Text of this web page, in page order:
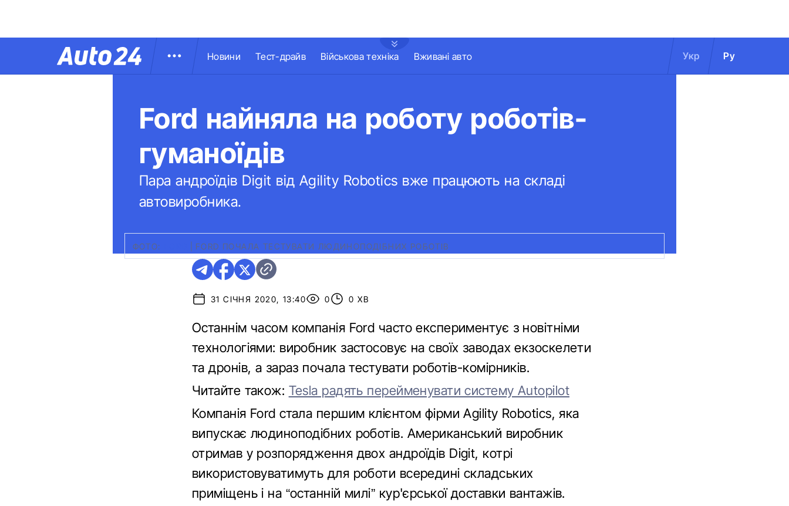
Новини Тест-драйв Військова техніка Вживані авто Укр Ру
Ford найняла на роботу роботів-
гуманоїдів
Пара андроїдів Digit від Agility Robotics вже працюють на складі
автовиробника.
ФОТО: FORD ПОЧАЛА ТЕСТУВАТИ ЛЮДИНОПОДІБНИХ РОБОТІВ
31 СІЧНЯ 2020, 13:40 0 0 ХВ
Останнім часом компанія Ford часто експериментує з новітніми
технологіями: виробник застосовує на своїх заводах екзоскелети
та дронів, а зараз почала тестувати роботів-комірників.
Читайте також: Tesla радять перейменувати систему Autopilot
Компанія Ford стала першим клієнтом фірми Agility Robotics, яка
випускає людиноподібних роботів. Американський виробник
отримав у розпорядження двох андроїдів Digit, котрі
використовуватимуть для роботи всередині складських
приміщень і на “останній милі” кур'єрської доставки вантажів.